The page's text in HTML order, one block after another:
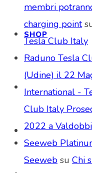
SHOP
membri
charging point
Tesla Club Italy
Raduno Tesla
(Udine) il 22
International -
Club Italy
2022 a
Seeweb
Seeweb su Chi